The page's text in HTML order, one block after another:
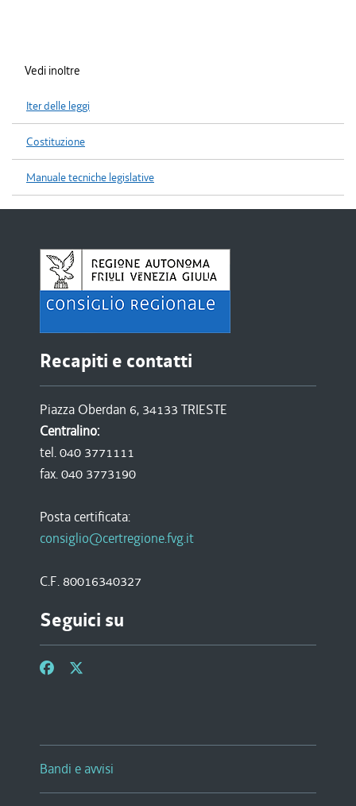
Vedi inoltre
Iter delle leggi
Costituzione
Manuale tecniche legislative
Recapiti e contatti
Piazza Oberdan 6, 34133 TRIESTE
Centralino:
tel. 040 3771111
fax. 040 3773190
Posta certificata:
consiglio@certregione.fvg.it
C.F. 80016340327
Seguici su
Bandi e avvisi